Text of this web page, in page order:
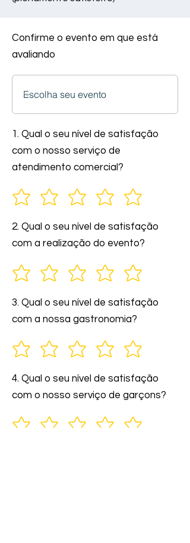
Confirme o evento em que está
avaliando
1. Qual o seu nível de satisfação
com o nosso serviço de
atendimento comercial?
2. Qual o seu nível de satisfação
com a realização do evento?
3. Qual o seu nível de satisfação
com a nossa gastronomia?
4. Qual o seu nível de satisfação
com o nosso serviço de garçons?